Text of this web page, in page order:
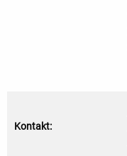
Kontakt: